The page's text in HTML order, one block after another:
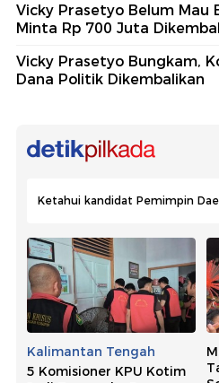
Vicky Prasetyo Belum Mau
Minta Rp 700 Juta
Vicky Prasetyo Bungkam,
Dana Politik Dikembalikan
Ketahui kandidat Pemimpin
Kalimantan Tengah
5 Komisioner KPU Kotim